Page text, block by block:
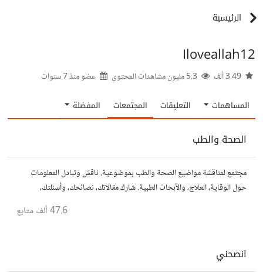
الرئيسية
Iloveallah12
عضو منذ7 سنوات
المساهمات التعليقات المجتمعات المفضلة
الصحة والطب
مجتمع لمناقشة مواضيع الصحة والطب بموضوعية. ناقش وتبادل المعلومات
حول الوقاية، العلاج، والأبحاث الطبية. شارك مقالاتك، نصائحك، وأسئلتك،
47.6 ألف متابع
انصحني